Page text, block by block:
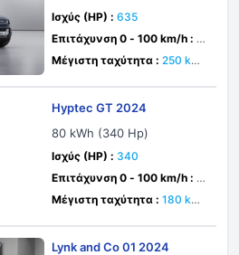
Mild Hybrid AWD Automatic
Ισχύς (HP) : 635
Επιτάχυνση 0 - 100 km/h : 4
δευτ.
Μέγιστη ταχύτητα : 250 km/
Hyptec GT 2024
80 kWh (340 Hp)
Ισχύς (HP) : 340
Επιτάχυνση 0 - 100 km/h : 4.
9 δευτ.
Μέγιστη ταχύτητα : 180 km/
Lynk and Co 01 2024